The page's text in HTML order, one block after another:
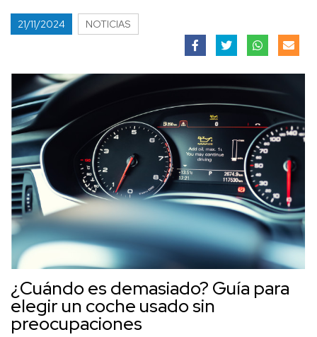
21/11/2024 NOTICIAS
¿Cuándo es demasiado? Guía para
elegir un coche usado sin
preocupaciones